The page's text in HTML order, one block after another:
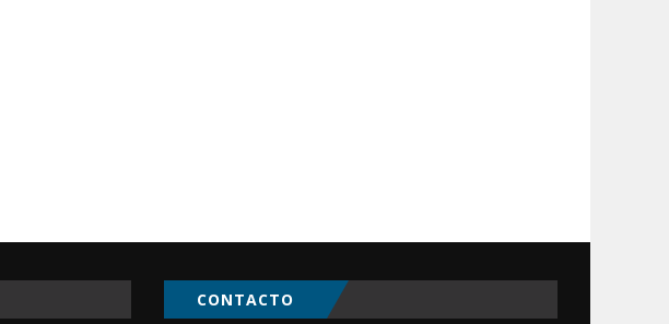
CONTACTO